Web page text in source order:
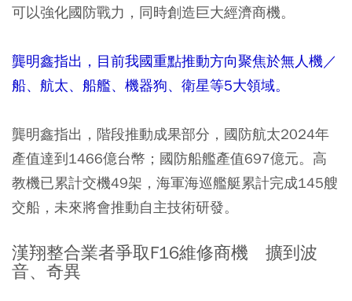
可以強化國防戰力，同時創造巨大經濟商機。
龔明鑫指出，目前我國重點推動方向聚焦於無人機／
船、航太、船艦、機器狗、衛星等5大領域。
龔明鑫指出，階段推動成果部分，國防航太2024年
產值達到1466億台幣；國防船艦產值697億元。高
教機已累計交機49架，海軍海巡艦艇累計完成145艘
交船，未來將會推動自主技術研發。
漢翔整合業者爭取F16維修商機 擴到波
音、奇異